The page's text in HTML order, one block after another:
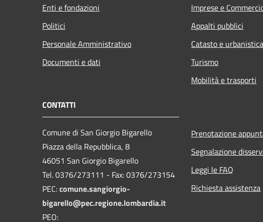
Enti e fondazioni
Politici
Personale Amministrativo
Documenti e dati
Imprese e
Appalti pubblici
Catasto e urbanistica
Turismo
Mobilità e trasporti
CONTATTI
Comune di San Giorgio Bigarello
Piazza della Repubblica, 8
46051 San Giorgio Bigarello
Tel. 0376/273111 - Fax: 0376/273154
PEC:comune.sangiorgio-
bigarello@pec.regione.lombardia.it
PEO:
Prenotazione
Segnalazione
Leggi le FAQ
Richiesta assistenza